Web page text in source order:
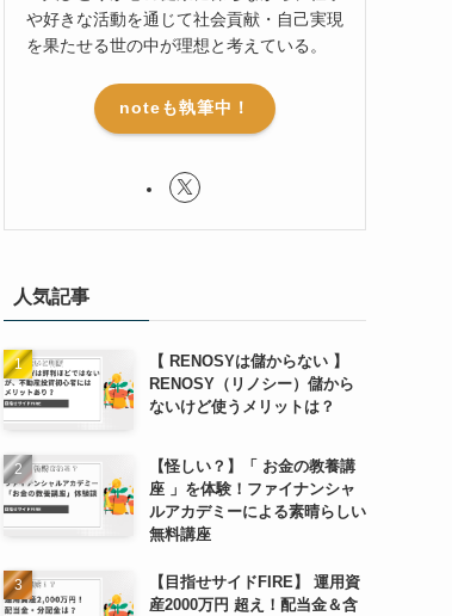
や好きな活動を通じて社会貢献・自己実現
を果たせる世の中が理想と考えている。
noteも執筆中！
人気記事
【 RENOSYは儲からない 】
RENOSY（リノシー）儲から
ないけど使うメリットは？
【怪しい？】「 お金の教養講
座 」を体験！ファイナンシャ
ルアカデミーによる素晴らしい
無料講座
【目指せサイドFIRE】 運用資
産2000万円 超え！配当金＆含